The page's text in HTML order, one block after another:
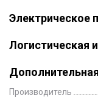
Электрическое
Логистическая
Производитель